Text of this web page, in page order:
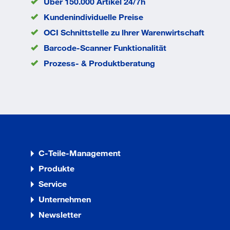
Kundenindividuelle Preise
OCI Schnittstelle zu lhrer Warenwirtschaft
Barcode-Scanner Funktionalität
Prozess- & Produktberatung
C-Teile-Management
Produkte
Service
Unternehmen
Newsletter